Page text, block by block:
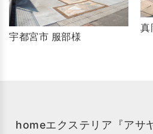
宇都宮市 服部様
真
homeエクステリア『アサ